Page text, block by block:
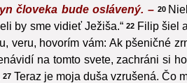
človeka bude oslávený. –20
by sme vidieť Ježiša.“ 22 Filip šiel
veru, hovorím vám: Ak pšeničné
na tomto svete, zachráni si
27 Teraz je moja duša vzrušená. Čo